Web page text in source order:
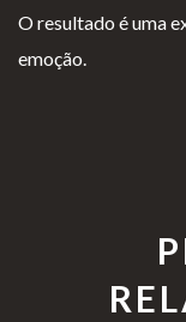
O resultado é uma
emoção.